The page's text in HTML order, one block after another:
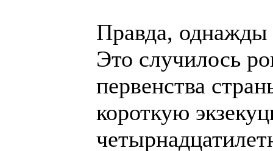
Правда, однажды
Это случилось
первенства
короткую